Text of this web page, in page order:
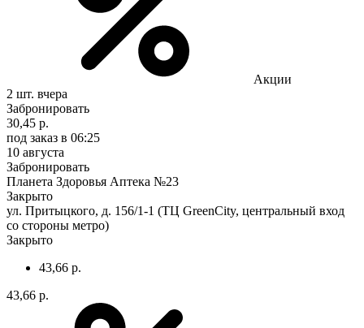
Акции
2 шт. вчера
Забронировать
30,45 р.
под заказ в 06:25
10 августа
Забронировать
Планета Здоровья Аптека №23
Закрыто
ул. Притыцкого, д. 156/1-1 (ТЦ GreenCity, центральный вход
со стороны метро)
Закрыто
43,66 р.
43,66 р.